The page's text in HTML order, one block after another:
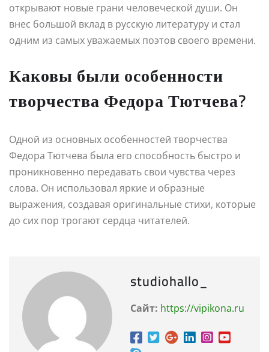
открывают новые грани человеческой души. Он
внес большой вклад в русскую литературу и стал
одним из самых уважаемых поэтов своего времени.
Каковы были особенности
творчества Федора Тютчева?
Одной из основных особенностей творчества
Федора Тютчева была его способность быстро и
проникновенно передавать свои чувства через
слова. Он использовал яркие и образные
выражения, создавая оригинальные стихи, которые
до сих пор трогают сердца читателей.
studiohallo_
Сайт: https://vipikona.ru